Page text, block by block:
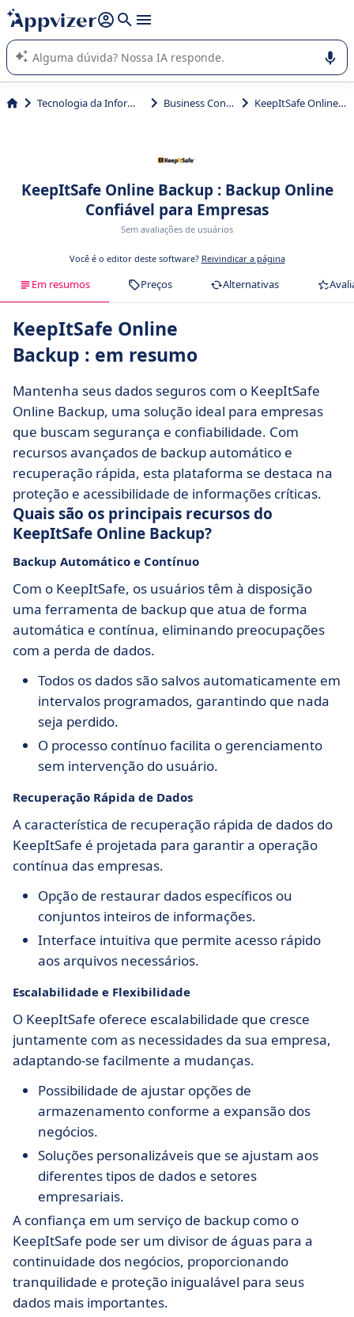
de nossa IA (várias linhas com
A IA do Appvizer o orienta no uso ou na seleção de software
SaaS para sua empresa.
Tecnologia da Informação (TI) Business Continuity KeepItSafe Online Backup
KeepItSafe Online Backup : Backup Online
Confiável para Empresas
Sem avaliações de usuários
Você é o editor deste software? Reivindicar a página
Em resumos Preços Alternativas
KeepItSafe Online
Backup : em resumo
Mantenha seus dados seguros com o KeepItSafe
Online Backup, uma solução ideal para empresas
que buscam segurança e confiabilidade. Com
recursos avançados de backup automático e
recuperação rápida, esta plataforma se destaca na
proteção e acessibilidade de informações críticas.
Quais são os principais recursos do
KeepItSafe Online Backup?
Backup Automático e Contínuo
Com o KeepItSafe, os usuários têm à disposição
uma ferramenta de backup que atua de forma
automática e contínua, eliminando preocupações
com a perda de dados.
Todos os dados são salvos automaticamente em
intervalos programados, garantindo que nada
seja perdido.
O processo contínuo facilita o gerenciamento
sem intervenção do usuário.
Recuperação Rápida de Dados
A característica de recuperação rápida de dados do
KeepItSafe é projetada para garantir a operação
contínua das empresas.
Opção de restaurar dados específicos ou
conjuntos inteiros de informações.
Interface intuitiva que permite acesso rápido
aos arquivos necessários.
Escalabilidade e Flexibilidade
O KeepItSafe oferece escalabilidade que cresce
juntamente com as necessidades da sua empresa,
adaptando-se facilmente a mudanças.
Possibilidade de ajustar opções de
armazenamento conforme a expansão dos
negócios.
Soluções personalizáveis que se ajustam aos
diferentes tipos de dados e setores
empresariais.
A confiança em um serviço de backup como o
KeepItSafe pode ser um divisor de águas para a
continuidade dos negócios, proporcionando
tranquilidade e proteção inigualável para seus
dados mais importantes.